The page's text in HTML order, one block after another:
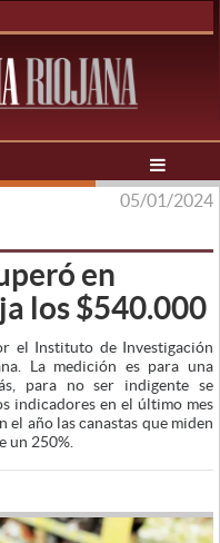
05/01/2024
en
los $540.000
el Instituto de Investigación
La medición es para una
para no ser indigente se
indicadores en el último mes
año las canastas que miden
un 250%.